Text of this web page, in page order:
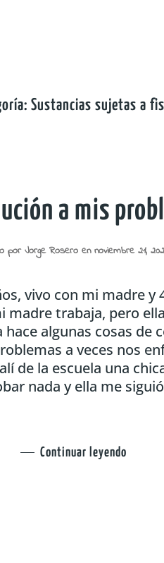
Sustancias sujetas a
a mis
porJorge Rosero ennoviembre 21,
vivo con mi madre y
trabaja, pero
algunas cosas de
a veces nos
de la escuela una
nada y ella me
Continuar leyendo